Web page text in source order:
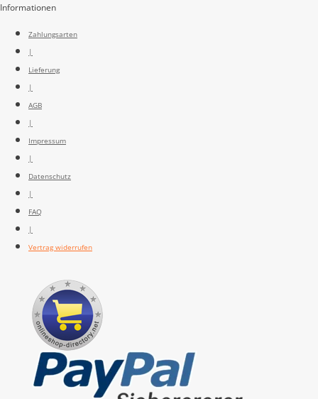
Informationen
Zahlungsarten
|
Lieferung
|
AGB
|
Impressum
|
Datenschutz
|
FAQ
|
Vertrag widerrufen